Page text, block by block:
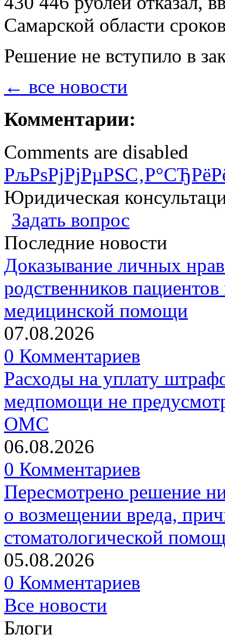
Самарской области
Решение не вступило в
← все новости
Комментарии:
Comments are disabled
Юридическая
Задать вопрос
Последние новости
Доказывание личных
родственников
медицинской помощи
07.08.2026
0 Комментариев
Расходы на уплату
медпомощи не
ОМС
06.08.2026
0 Комментариев
Пересмотрено решение
о возмещении вреда,
стоматологической
05.08.2026
0 Комментариев
Все новости
Блоги